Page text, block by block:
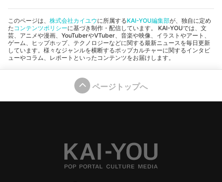
このページは、 株式会社カイユウに所属するKAI-YOU編集部が、独自に定め
た コンテンツポリシーに基づき制作・配信しています。 KAI-YOUでは、文
芸、アニメや漫画、YouTuberやVTuber、音楽や映像、イラストやアート、
ゲーム、ヒップホップ、テクノロジーなどに関する最新ニュースを毎日更新
しています。様々なジャンルを横断するポップカルチャーに関するインタビ
ューやコラム、レポートといったコンテンツをお届けします。
ページトップへ